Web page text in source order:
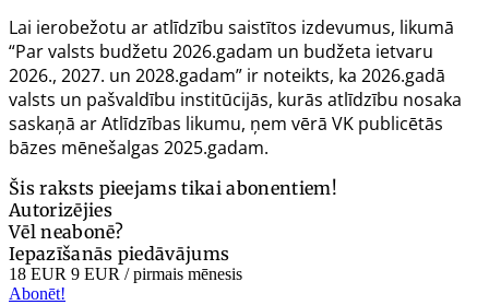
Lai ierobežotu ar atlīdzību saistītos izdevumus, likumā
“Par valsts budžetu 2026.gadam un budžeta ietvaru
2026., 2027. un 2028.gadam” ir noteikts, ka 2026.gadā
valsts un pašvaldību institūcijās, kurās atlīdzību nosaka
saskaņā ar Atlīdzības likumu, ņem vērā VK publicētās
bāzes mēnešalgas 2025.gadam.
Šis raksts pieejams tikai abonentiem!
Autorizējies
Vēl neabonē?
Iepazīšanās piedāvājums
18 EUR 9 EUR / pirmais mēnesis
Abonēt!